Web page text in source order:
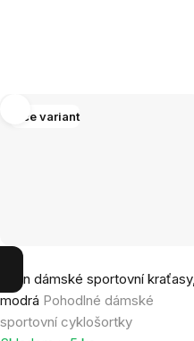
Více variant
Brain dámské sportovní kraťasy,
modrá Pohodlné dámské
sportovní cyklošortky